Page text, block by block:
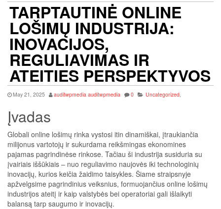
TARPTAUTINĖ ONLINE
LOŠIMŲ INDUSTRIJA:
INOVACIJOS,
REGULIAVIMAS IR
ATEITIES PERSPEKTYVOS
May 21, 2025 auditwpmedia auditwpmedia 0 Uncategorized,
Įvadas
Globali online lošimų rinka vystosi itin dinamiškai, įtraukiančia
milijonus vartotojų ir sukurdama reikšmingas ekonomines
pajamas pagrindinėse rinkose. Tačiau ši industrija susiduria su
įvairiais iššūkiais – nuo reguliavimo naujovės iki technologinių
inovacijų, kurios keičia žaidimo taisykles. Šiame straipsnyje
apžvelgsime pagrindinius veiksnius, formuojančius online lošimų
industrijos ateitį ir kaip valstybės bei operatoriai gali išlaikyti
balansą tarp saugumo ir inovacijų.